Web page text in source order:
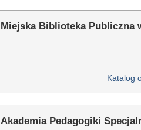
Miejska Biblioteka Publiczna
Katalog
Akademia Pedagogiki